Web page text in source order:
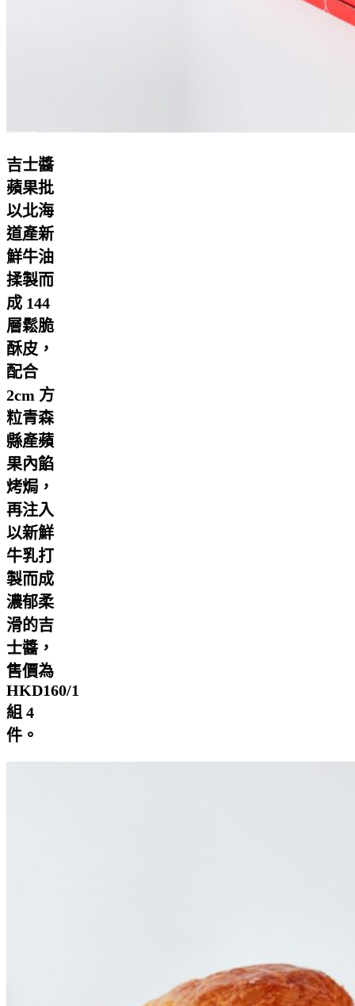
吉士醬
蘋果批
以北海
道產新
鮮牛油
揉製而
成 144
層鬆脆
酥皮，
配合
2cm 方
粒青森
縣產蘋
果內餡
烤焗，
再注入
以新鮮
牛乳打
製而成
濃郁柔
滑的吉
士醬，
售價為
HKD160/1
組 4
件。